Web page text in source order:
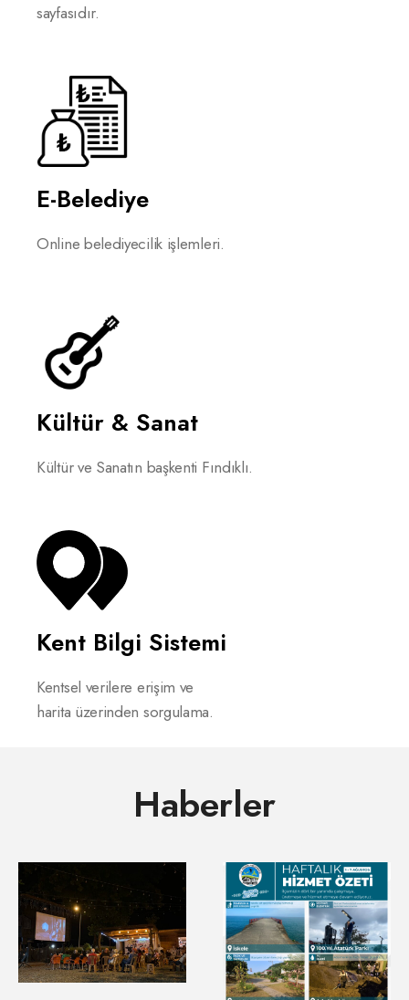
sayfasıdır.
E-Belediye
Online belediyecilik işlemleri.
Kültür & Sanat
Kültür ve Sanatın başkenti Fındıklı.
Kent Bilgi Sistemi
Kentsel verilere erişim ve
harita üzerinden sorgulama.
Haberler